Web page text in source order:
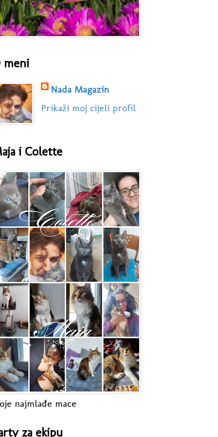
meni
Nada Magazin
Prikaži moj cijeli profil
i Colette
najmlađe mace
za ekipu